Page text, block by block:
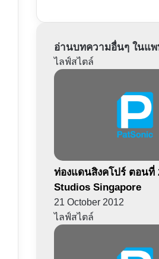
อ่านบทความอื่นๆ ในแ
ไลฟ์สไตล์
ท่องแดนสิงคโปร์ ตอนที่
Studios Singapore
21 October 2012
ไลฟ์สไตล์